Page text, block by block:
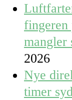
fingeren
mangler
2026
Nye
timer